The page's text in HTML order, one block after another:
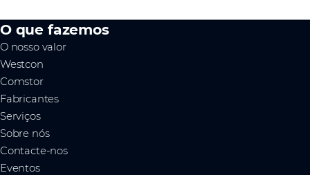
O que fazemos
O nosso valor
Westcon
Comstor
Fabricantes
Serviços
Sobre nós
Contacte-nos
Eventos